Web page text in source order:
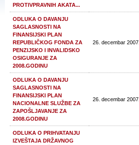
PROTIVPRAVNIH AKATA...
ODLUKA O DAVANJU
SAGLASNOSTI NA
FINANSIJSKI PLAN
REPUBLIČKOG FONDA ZA
PENZIJSKO I INVALIDSKO
OSIGURANJE ZA
2008.GODINU
26. decembar 2007.
ODLUKA O DAVANJU
SAGLASNOSTI NA
FINANSIJSKI PLAN
NACIONALNE SLUŽBE ZA
ZAPOŠLJAVANJE ZA
2008.GODINU
26. decembar 2007.
ODLUKA O PRIHVATANJU
IZVEŠTAJA DRŽAVNOG